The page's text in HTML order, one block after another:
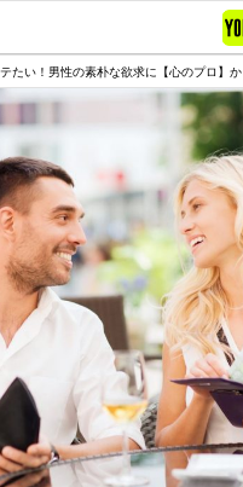
たい！男性の素朴な欲求に【心のプロ】